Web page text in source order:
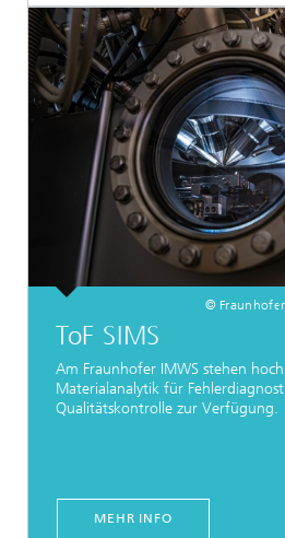
©
ToF SIMS
Am Fraunhofer IMWS stehen
Materialanalytik für
Qualitätskontrolle zur Verfügung.
MEHR INFO